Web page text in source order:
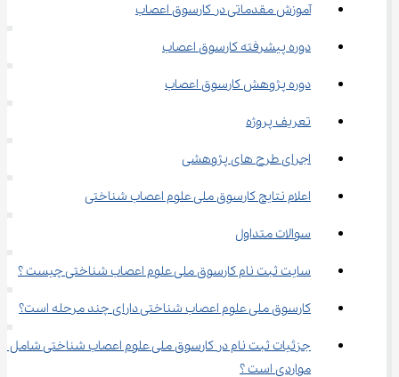
آموزش مقدماتی در کارسوق اعصاب
دوره پیشرفته کارسوق اعصاب
دوره پژوهش کارسوق اعصاب
تعریف پروژه
اجرای طرح های پژوهشی
اعلام نتایج کارسوق ملی علوم اعصاب شناختی
سوالات متداول
سایت ثبت نام کارسوق ملی علوم اعصاب شناختی چیست ؟
کارسوق ملی علوم اعصاب شناختی دارای چند مرحله است؟
جزئیات ثبت نام در کارسوق ملی علوم اعصاب شناختی شامل
مواردی است ؟